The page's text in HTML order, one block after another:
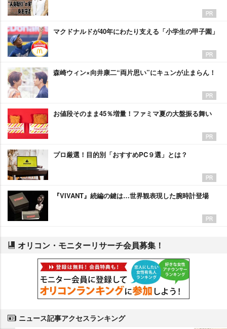
マクドナルドが40年にわたり支える「小学生の甲子園」
森崎ウィン×向井康二“両片思い”にキュンが止まらん！
お値段そのまま45％増量！ファミマ夏の大盤振る舞い
プロ厳選！目的別「おすすめPC９選」とは？
『VIVANT』続編の鍵は…世界観表現した腕時計登場
オリコン・モニターリサーチ会員募集！
ニュース記事アクセスランキング